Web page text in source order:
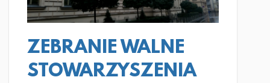
ZEBRANIE WALNE
STOWARZYSZENIA